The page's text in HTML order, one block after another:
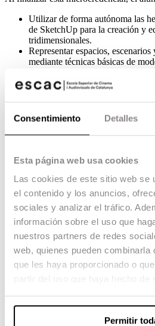
Consentimiento Detalles
Esta página web usa cookies
Las cookies de este sitio web se
el contenido y los anuncios,
sociales y analizar el tráfico.
información sobre el uso que
nuestros partners de redes
web, quienes pueden combinarla
que les haya proporcionado o
Permitir
Utilizar de forma autónoma las
de SketchUp para la creación y
tridimensionales.
Representar espacios,
mediante técnicas básicas de
representaciones visuales
Organizar proyectos de
grupos, componentes y
Aplicar criterios espaciales y
Incorporar materiales, texturas y
Generar documentación gráfica y
comunicación de propuestas
Integrar herramientas digitales
tridimensional en los procesos
audiovisual.
Optimizar la comunicación entre
departamentos implicados en el
audiovisuales mediante recursos
Desarrollar modelos
faciliten la planificación,
espacios para rodajes y
A quién se dirige